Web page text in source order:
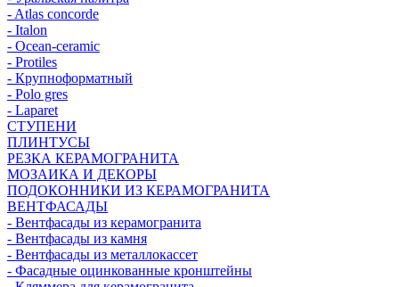
- Atlas concorde
- Italon
- Ocean-ceramic
- Protiles
- Крупноформатный
- Polo gres
- Laparet
СТУПЕНИ
ПЛИНТУСЫ
РЕЗКА КЕРАМОГРАНИТА
МОЗАИКА И ДЕКОРЫ
ПОДОКОННИКИ ИЗ КЕРАМОГРАНИТА
ВЕНТФАСАДЫ
- Вентфасады из керамогранита
- Вентфасады из камня
- Вентфасады из металлокассет
- Фасадные оцинкованные кронштейны